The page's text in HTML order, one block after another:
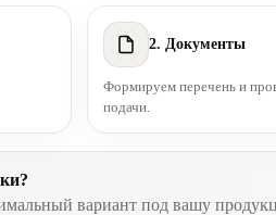
2. Документы
Формируем перечень и
подачи.
вариант под вашу